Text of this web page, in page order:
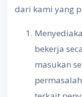
dari kami yang
bekerja
masukan